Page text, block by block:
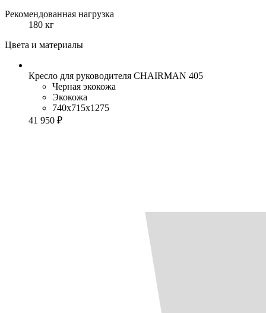
Рекомендованная нагрузка
180 кг
Цвета и материалы
Кресло для руководителя CHAIRMAN 405
Черная экокожа
Экокожа
740x715x1275
41 950 ₽